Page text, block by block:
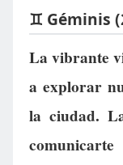
♊ Géminis
La vibrante
a explorar
la ciudad.